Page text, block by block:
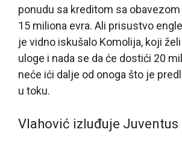
ponudu sa kreditom sa
15 miliona evra. Ali prisustvo
je vidno iskušalo Komolija, koji
uloge i nada se da će dostići 20
neće ići dalje od onoga što je
u toku.
Vlahović izluđuje Juventus